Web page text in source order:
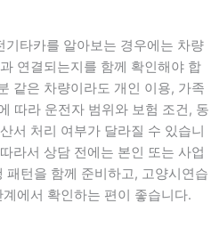
타카를 알아보는 경우에는 차량
연결되는지를 함께 확인해야 합
같은 차량이라도 개인 이용, 가족
따라 운전자 범위와 보험 조건, 동
서 처리 여부가 달라질 수 있습니
라서 상담 전에는 본인 또는 사업
패턴을 함께 준비하고, 고양시연습
에서 확인하는 편이 좋습니다.